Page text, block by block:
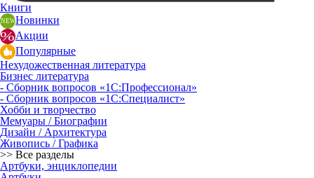
Книги
Новинки
Акции
Популярные
Нехудожественная литература
Бизнес литература
- Сборник вопросов «1С:Профессионал»
- Сборник вопросов «1С:Специалист»
Хобби и творчество
Мемуары / Биографии
Дизайн / Архитектура
Живопись / Графика
>> Все разделы
Артбуки, энциклопедии